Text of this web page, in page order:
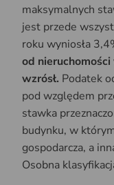
maksymalnych
jest przede
roku wyniosła
od
wzrósł. Podatek
pod względem
stawka
budynku, w
gospodarcza, a
Osobna